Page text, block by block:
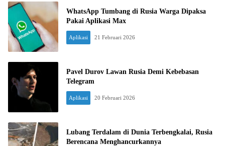
WhatsApp Tumbang di Rusia Warga Dipaksa
Pakai Aplikasi Max
Aplikasi 21 Februari 2026
Pavel Durov Lawan Rusia Demi Kebebasan
Telegram
Aplikasi 20 Februari 2026
Lubang Terdalam di Dunia Terbengkalai, Rusia
Berencana Menghancurkannya